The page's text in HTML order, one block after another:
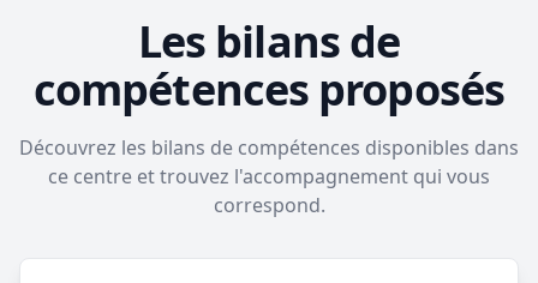
Les bilans de
compétences proposés
Découvrez les bilans de compétences disponibles dans
ce centre et trouvez l'accompagnement qui vous
correspond.